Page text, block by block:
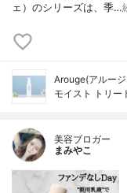
ェ）のシリーズは、季…
Arouge(アルー
モイスト トリー
美容ブロガー
まみやこ